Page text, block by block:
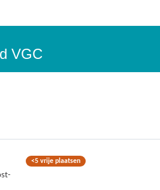
VGC
<5 vrije plaatsen